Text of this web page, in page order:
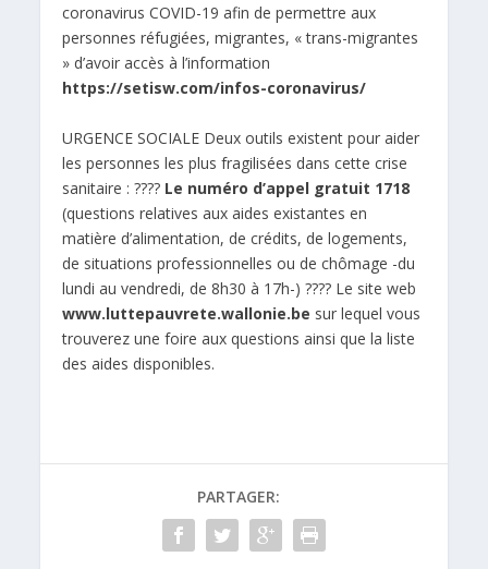
coronavirus COVID-19 afin de permettre aux
personnes réfugiées, migrantes, « trans-migrantes
» d’avoir accès à l’information
https://setisw.com/infos-coronavirus/
URGENCE SOCIALE Deux outils existent pour aider
les personnes les plus fragilisées dans cette crise
sanitaire : ???? Le numéro d’appel gratuit 1718
(questions relatives aux aides existantes en
matière d’alimentation, de crédits, de logements,
de situations professionnelles ou de chômage -du
lundi au vendredi, de 8h30 à 17h-) ???? Le site web
www.luttepauvrete.wallonie.be sur lequel vous
trouverez une foire aux questions ainsi que la liste
des aides disponibles.
PARTAGER: